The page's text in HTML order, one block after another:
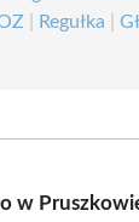
Regułka |
w